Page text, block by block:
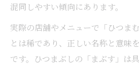
混同しやすい傾向にあります。
実際の店舗やメニューで「ひつま
とは稀であり、正しい名称と意味
です。ひつまぶしの「まぶす」は